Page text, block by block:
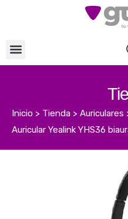
Inicio > Tienda > Auriculares
Auricular Yealink YHS36